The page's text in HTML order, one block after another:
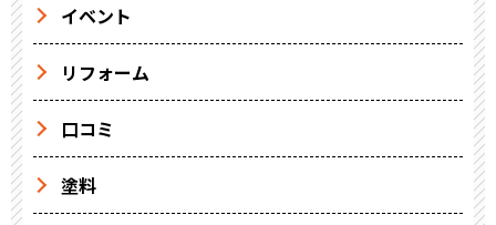
イベント
リフォーム
口コミ
塗料